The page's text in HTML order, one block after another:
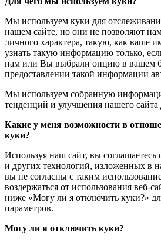
Мы используем куки для
нашем сайте, но они не позволяют
личного характера, такую, как ваше
узнать такую информацию только,
нам или Вы выбрали опцию в вашем
предоставлении такой информации
Мы используем собранную
тенденций и улучшения нашего
Какие у меня возможности в
куки?
Используя наш сайт, вы соглашаетесь
и других технологий, изложенных в
вы не согласны с таким
воздержаться от использования веб-
ниже «Могу ли я отключить куки?»
параметров.
Могу ли я отключить куки?